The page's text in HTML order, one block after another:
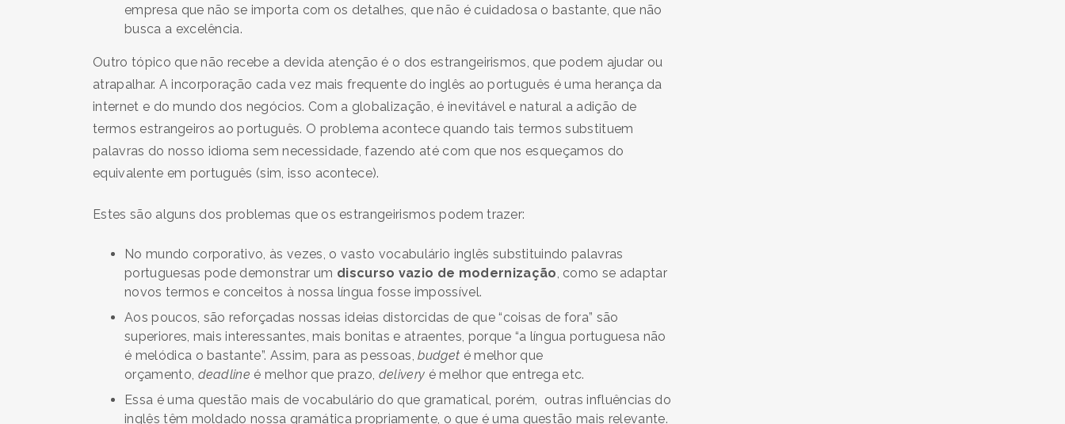
empresa que não se importa com os detalhes, que não é cuidadosa o bastante, que não
busca a excelência.
Outro tópico que não recebe a devida atenção é o dos estrangeirismos, que podem ajudar ou
atrapalhar. A incorporação cada vez mais frequente do inglês ao português é uma herança da
internet e do mundo dos negócios. Com a globalização, é inevitável e natural a adição de
termos estrangeiros ao português. O problema acontece quando tais termos substituem
palavras do nosso idioma sem necessidade, fazendo até com que nos esqueçamos do
equivalente em português (sim, isso acontece).
Estes são alguns dos problemas que os estrangeirismos podem trazer:
No mundo corporativo, às vezes, o vasto vocabulário inglês substituindo palavras
portuguesas pode demonstrar um discurso vazio de modernização, como se adaptar
novos termos e conceitos à nossa língua fosse impossível.
Aos poucos, são reforçadas nossas ideias distorcidas de que “coisas de fora” são
superiores, mais interessantes, mais bonitas e atraentes, porque “a língua portuguesa não
é melódica o bastante”. Assim, para as pessoas,budget é melhor que
orçamento, deadline é melhor que prazo, delivery é melhor que entrega etc.
Essa é uma questão mais de vocabulário do que gramatical, porém, outras influências do
inglês têm moldado nossa gramática propriamente, o que é uma questão mais relevante.